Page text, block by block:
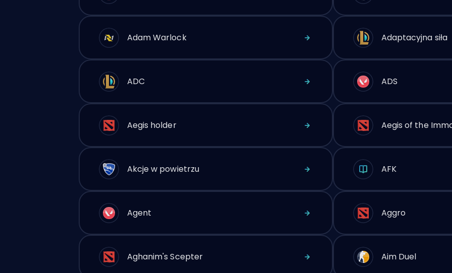
Adam Warlock Adaptacyjna siła
ADC ADS
Aegis holder Aegis of the
Akcje w powietrzu AFK
Agent Aggro
Aghanim's Scepter Aim Duel